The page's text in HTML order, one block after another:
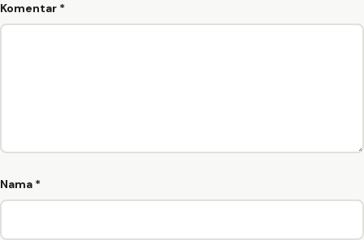
Komentar *
Nama *